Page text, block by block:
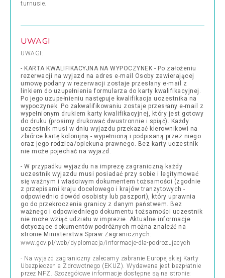
turnusie.
UWAGI
UWAGI:
- KARTA KWALIFIKACYJNA NA WYPOCZYNEK - Po założeniu
rezerwacji na wyjazd na adres e-mail Osoby zawierającej
umowę podany w rezerwacji zostaje przesłany e-mail z
linkiem do uzupełnienia formularza do karty kwalifikacyjnej.
Po jego uzupełnieniu następuje kwalifikacja uczestnika na
wypoczynek. Po zakwalifikowaniu zostaje przesłany e-mail z
wypełnionym drukiem karty kwalifikacyjnej, który jest gotowy
do druku (prosimy drukować dwustronnie i spiąć). Każdy
uczestnik musi w dniu wyjazdu przekazać kierownikowi na
zbiórce kartę kolonijną - wypełnioną i podpisaną przez niego
oraz jego rodzica/opiekuna prawnego. Bez karty uczestnik
nie może pojechać na wyjazd.
- W przypadku wyjazdu na imprezę zagraniczną każdy
uczestnik wyjazdu musi posiadać przy sobie i legitymować
się ważnym i właściwym dokumentem tożsamości (zgodnie
z przepisami kraju docelowego i krajów tranzytowych -
odpowiednio dowód osobisty lub paszport), który uprawnia
go do przekroczenia granicy z danym państwem. Bez
ważnego i odpowiedniego dokumentu tożsamości uczestnik
nie może wziąć udziału w imprezie. Aktualne informacje
dotyczące dokumentów podróżnych można znaleźć na
stronie Ministerstwa Spraw Zagranicznych:
www.gov.pl/web/dyplomacja/informacje-dla-podrozujacych
- Na wyjazd zagraniczny zalecamy zabranie Europejskiej Karty
Ubezpieczenia Zdrowotnego (EKUZ). Wydawana jest bezpłatnie
przez NFZ. Szczegółowe informacje dostępne są na stronie: